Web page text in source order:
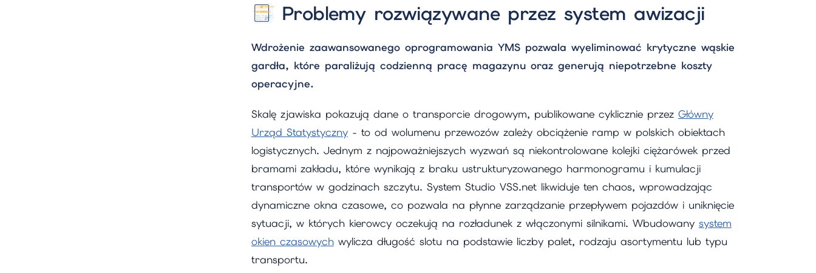
Problemy rozwiązywane przez system awizacji
Wdrożenie zaawansowanego oprogramowania YMS pozwala wyeliminować krytyczne wąskie
gardła, które paraliżują codzienną pracę magazynu oraz generują niepotrzebne koszty
operacyjne.
Skalę zjawiska pokazują dane o transporcie drogowym, publikowane cyklicznie przez Główny
Urząd Statystyczny- to od wolumenu przewozów zależy obciążenie ramp w polskich obiektach
logistycznych. Jednym z najpoważniejszych wyzwań są niekontrolowane kolejki ciężarówek przed
bramami zakładu, które wynikają z braku ustrukturyzowanego harmonogramu i kumulacji
transportów w godzinach szczytu. System Studio VSS.net likwiduje ten chaos, wprowadzając
dynamiczne okna czasowe, co pozwala na płynne zarządzanie przepływem pojazdów i uniknięcie
sytuacji, w których kierowcy oczekują na rozładunek z włączonymi silnikami. Wbudowany system
okien czasowychwylicza długość slotu na podstawie liczby palet, rodzaju asortymentu lub typu
transportu.